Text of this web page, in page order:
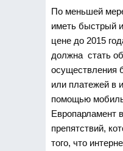
По меньшей
иметь быстрый
цене до 2015
должна стать
осуществления
или платежей в
помощью
Европарламент
препятствий,
того, что